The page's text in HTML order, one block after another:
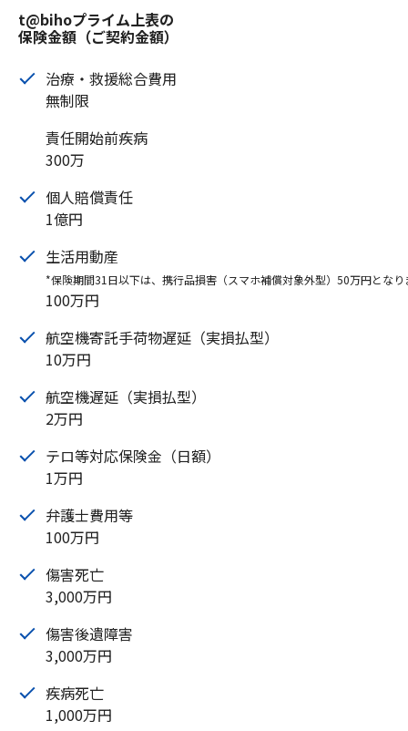
t@bihoプライム上表の
保険金額（ご契約金額）
治療・救援総合費用
無制限
責任開始前疾病
300万
個人賠償責任
1億円
生活用動産
*保険期間31日以下は、携行品損害（スマホ補償対象外型）50万円となり
100万円
航空機寄託手荷物遅延（実損払型）
10万円
航空機遅延（実損払型）
2万円
テロ等対応保険金（日額）
1万円
弁護士費用等
100万円
傷害死亡
3,000万円
傷害後遺障害
3,000万円
疾病死亡
1,000万円